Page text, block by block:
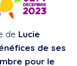
de Lucie
de ses
pour le